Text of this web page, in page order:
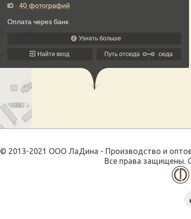
© 2013-2021 ООО ЛаДина - Производство и
Все права защищены.